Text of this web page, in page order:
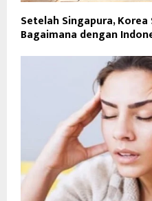
Setelah Singapura,
Bagaimana dengan